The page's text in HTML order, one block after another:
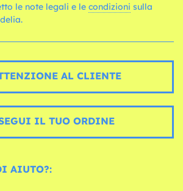
le note legali e le condizioni
AL CLIENTE
IL TUO ORDINE
AIUTO?: